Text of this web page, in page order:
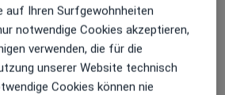
auf Ihren Surfgewohnheiten
notwendige Cookies akzeptieren,
verwenden, die für die
unserer Website technisch
Cookies können nie